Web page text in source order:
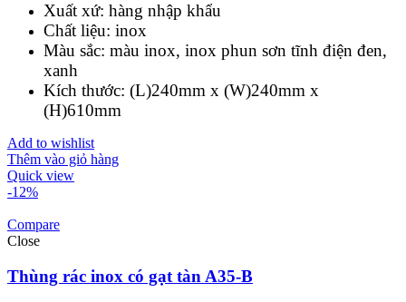
Xuất xứ: hàng nhập khẩu
Chất liệu: inox
Màu sắc: màu inox, inox phun sơn tĩnh điện đen,
xanh
Kích thước: (L)240mm x (W)240mm x
(H)610mm
Add to wishlist
Thêm vào giỏ hàng
Quick view
-12%
Compare
Close
Thùng rác inox có gạt tàn A35-B